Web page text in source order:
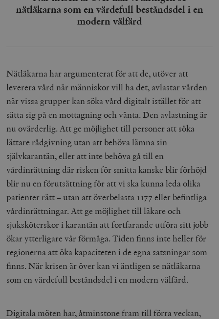
nätläkarna som en värdefull beståndsdel i en
modern välfärd
Nätläkarna har argumenterat för att de, utöver att
leverera vård när människor vill ha det, avlastar vården
när vissa grupper kan söka vård digitalt istället för att
sätta sig på en mottagning och vänta. Den avlastning är
nu ovärderlig. Att ge möjlighet till personer att söka
lättare rådgivning utan att behöva lämna sin
självkarantän, eller att inte behöva gå till en
vårdinrättning där risken för smitta kanske blir förhöjd
blir nu en förutsättning för att vi ska kunna leda olika
patienter rätt – utan att överbelasta 1177 eller befintliga
vårdinrättningar. Att ge möjlighet till läkare och
sjuksköterskor i karantän att fortfarande utföra sitt jobb
ökar ytterligare vår förmåga. Tiden finns inte heller för
regionerna att öka kapaciteten i de egna satsningar som
finns. När krisen är över kan vi äntligen se nätläkarna
som en värdefull beståndsdel i en modern välfärd.
Digitala möten har, åtminstone fram till förra veckan,